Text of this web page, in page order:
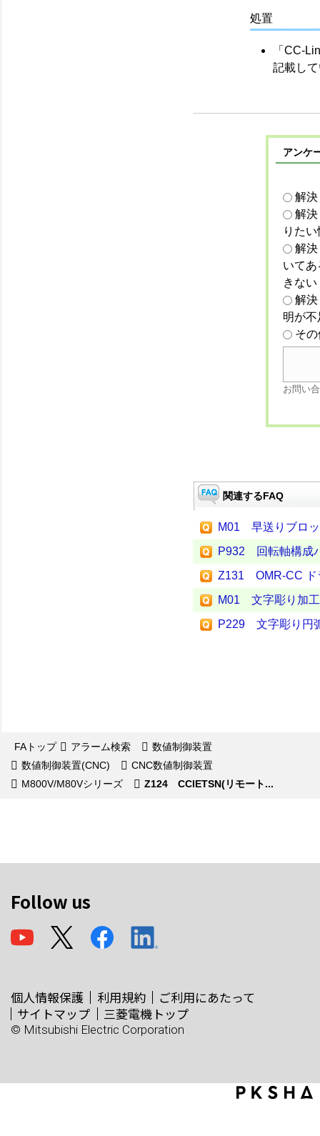
処置
「CC-
記載し
アンケ
解
解
りた
解
いて
きない
解
明が
そ
お問い
関連するFAQ
M01 早送りブロ
P932 回転軸構成
Z131 OMR-CC ド
M01 文字彫り加
P229 文字彫り円
FAトップ アラーム検索
数値制御装置
数値制御装置(CNC)
CNC数値制御装置
M800V/M80Vシリーズ
Z124 CCIETSN(リモート...
Follow us
個人情報保護 利用規約
ご利用にあたって
サイトマップ
三菱電機トップ
© Mitsubishi Electric Corporation